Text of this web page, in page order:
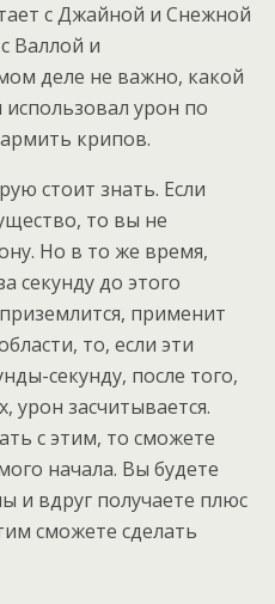
с Джайной и Снежной
Валлой и
деле не важно, какой
урон по
крипов.
стоит знать. Если
то вы не
Но в то же время,
секунду до этого
применит
то, если эти
секунду, после того,
урон засчитывается.
с этим, то сможете
начала. Вы будете
и вдруг получаете плюс
сможете сделать